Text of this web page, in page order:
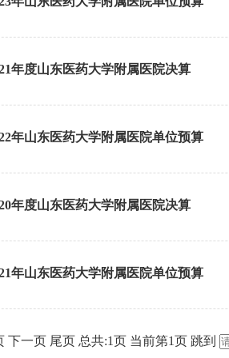
年度山东医药大学附属医院决算
年山东医药大学附属医院单位预算
年度山东医药大学附属医院决算
年山东医药大学附属医院单位预算
下一页 尾页 总共:1页 当前第1页 跳到